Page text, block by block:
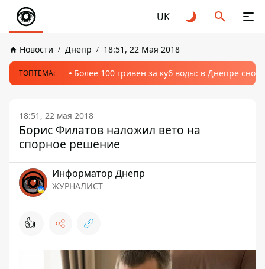
UK
Новости Днепр 18:51, 22 Мая 2018
ТОПТЕМА: Более 100 гривен за куб воды: в Днепре
18:51, 22 мая 2018
Борис Филатов наложил вето на
спорное решение
Информатор Днепр
ЖУРНАЛИСТ
👍